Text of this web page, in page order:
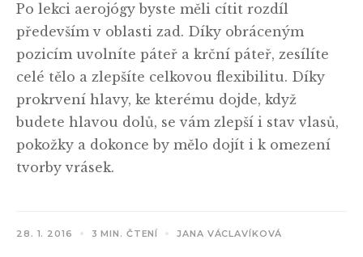
Po lekci aerojógy byste měli cítit rozdíl
především v oblasti zad. Díky obráceným
pozicím uvolníte páteř a krční páteř, zesílíte
celé tělo a zlepšíte celkovou flexibilitu. Díky
prokrvení hlavy, ke kterému dojde, když
budete hlavou dolů, se vám zlepší i stav vlasů,
pokožky a dokonce by mělo dojít i k omezení
tvorby vrásek.
28. 1. 2016 3 MIN. ČTENÍ JANA VÁCLAVÍKOVÁ